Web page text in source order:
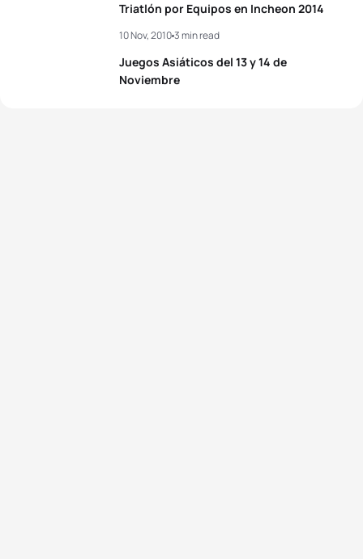
Triatlón por Equipos en Incheon 2014
Juegos Asiáticos del 13 y 14 de
Noviembre
10 Nov, 20103 min read